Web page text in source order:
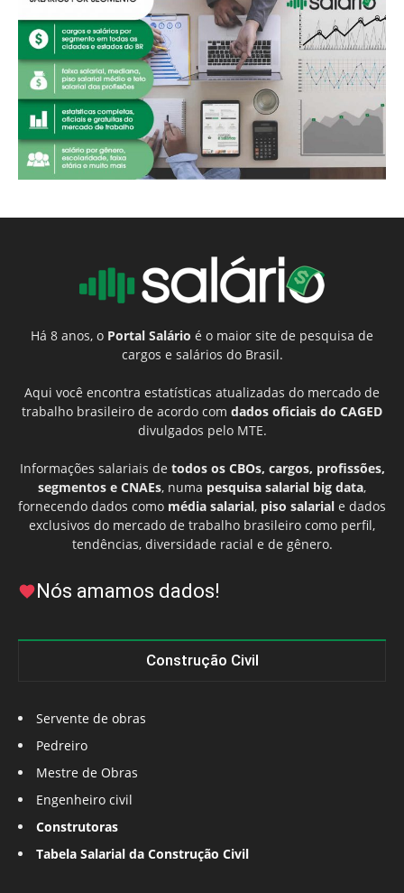
Há 8 anos, o Portal Salário é o maior site de pesquisa de
cargos e salários do Brasil.
Aqui você encontra estatísticas atualizadas do mercado de
trabalho brasileiro de acordo com dados oficiais do CAGED
divulgados pelo MTE.
Informações salariais de todos os CBOs, cargos, profissões,
segmentos e CNAEs, numa pesquisa salarial big data,
fornecendo dados como média salarial, piso salarial e dados
exclusivos do mercado de trabalho brasileiro como perfil,
tendências, diversidade racial e de gênero.
Nós amamos dados!
Construção Civil
Servente de obras
Pedreiro
Mestre de Obras
Engenheiro civil
Construtoras
Tabela Salarial da Construção Civil